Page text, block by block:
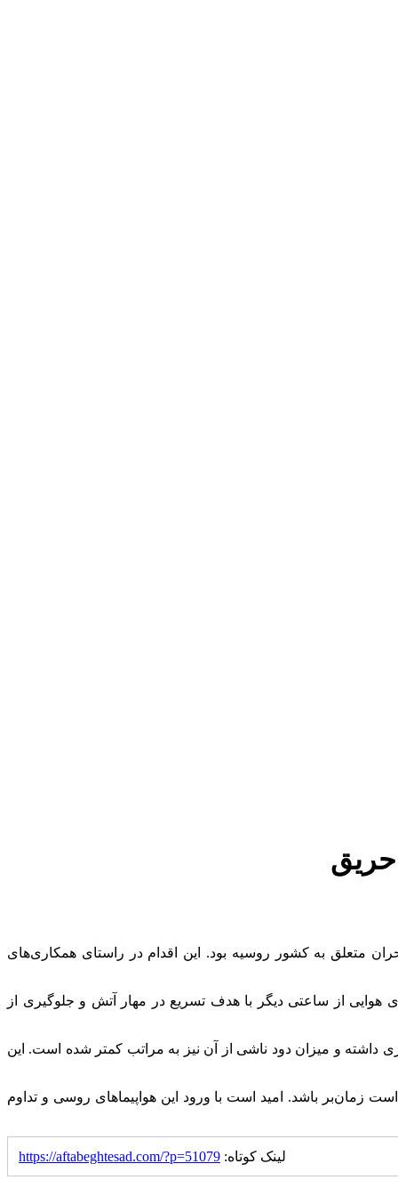
متعلق به کشور روسیه بود. این اقدام در راستای همکاری‌های
هوایی از ساعتی دیگر با هدف تسریع در مهار آتش و جلوگیری از
و میزان دود ناشی از آن نیز به مراتب کمتر شده است. این
زمان‌بر باشد. امید است با ورود این هواپیماهای روسی و تداوم
لینک کوتاه: https://aftabeghtesad.com/?p=51079